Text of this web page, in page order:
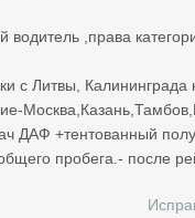
водитель ,права
с Литвы, Калининграда
ДАФ +тентованный
пробега.- после